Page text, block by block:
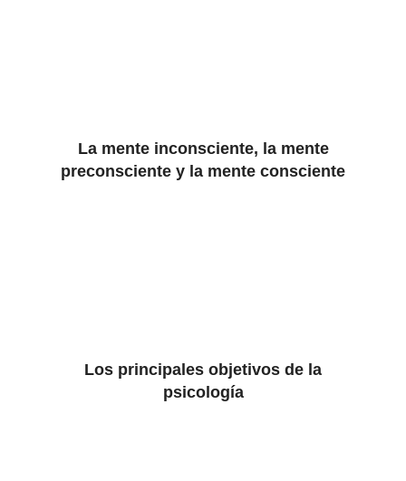
La mente inconsciente, la mente
preconsciente y la mente consciente
Los principales objetivos de la
psicología